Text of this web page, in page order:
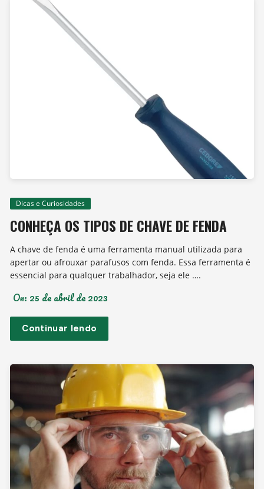
Dicas e Curiosidades
CONHEÇA OS TIPOS DE CHAVE DE FENDA
A chave de fenda é uma ferramenta manual utilizada para
apertar ou afrouxar parafusos com fenda. Essa ferramenta é
essencial para qualquer trabalhador, seja ele ….
On: 25 de abril de 2023
Continuar lendo